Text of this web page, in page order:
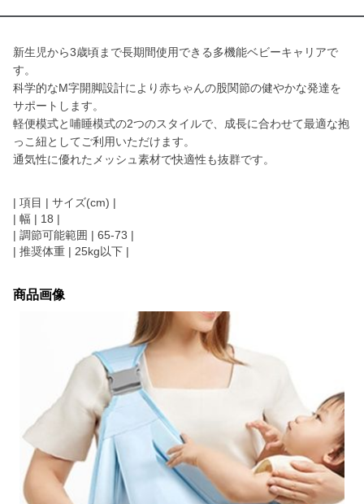
新生児から3歳頃まで長期間使用できる多機能ベビーキャリアで
す。
科学的なM字開脚設計により赤ちゃんの股関節の健やかな発達を
サポートします。
軽便模式と哺睡模式の2つのスタイルで、成長に合わせて最適な抱
っこ紐としてご利用いただけます。
通気性に優れたメッシュ素材で快適性も抜群です。
| 項目 | サイズ(cm) |
| 幅 | 18 |
| 調節可能範囲 | 65-73 |
| 推奨体重 | 25kg以下 |
商品画像